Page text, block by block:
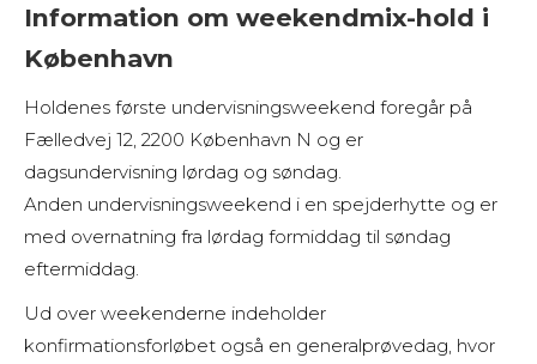
Information om weekendmix-hold i
København
Holdenes første undervisningsweekend foregår på
Fælledvej 12, 2200 København N og er
dagsundervisning lørdag og søndag.
Anden undervisningsweekend i en spejderhytte og er
med overnatning fra lørdag formiddag til søndag
eftermiddag.
Ud over weekenderne indeholder
konfirmationsforløbet også en generalprøvedag, hvor